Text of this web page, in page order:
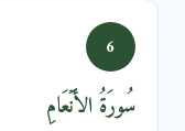
6
سُورَةُ الأَنۡعَامِ